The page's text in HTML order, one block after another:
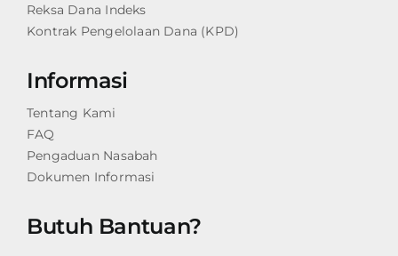
Reksa Dana Indeks
Kontrak Pengelolaan Dana (KPD)
Informasi
Tentang Kami
FAQ
Pengaduan Nasabah
Dokumen Informasi
Butuh Bantuan?